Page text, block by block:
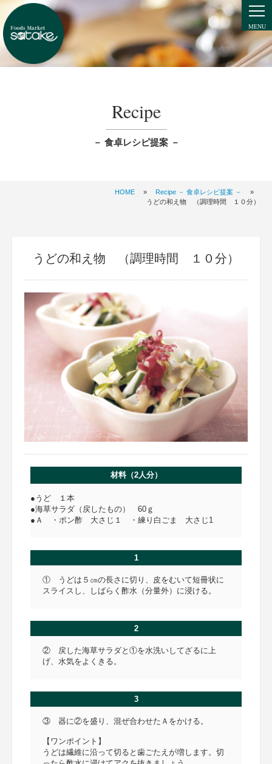
Recipe
－ 食卓レシピ提案 －
HOME » Recipe － 食卓レシピ提案 －
»
うどの和え物 （調理時間 １０分）
うどの和え物 （調理時間 １０分）
材料（2人分）
●うど １本
●海草サラダ（戻したもの） 60ｇ
●Ａ ・ポン酢 大さじ１ ・練り白ごま 大さじ1
1
① うどは５㎝の長さに切り、皮をむいて短冊状に
スライスし、しばらく酢水（分量外）に浸ける。
2
② 戻した海草サラダと①を水洗いしてざるに上
げ、水気をよくきる。
3
③ 器に②を盛り、混ぜ合わせたＡをかける。
【ワンポイント】
うどは繊維に沿って切ると歯ごたえが増します。切